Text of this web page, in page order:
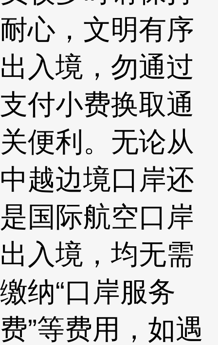
耐心，文明有序
出入境，勿通过
支付小费换取通
关便利。无论从
中越边境口岸还
是国际航空口岸
出入境，均无需
缴纳“口岸服务
费”等费用，如遇